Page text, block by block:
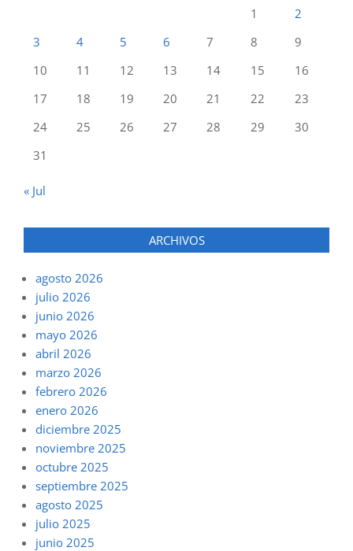
1
2
3
4 5 6 7 8
9
10
11 12 13 14 15
16
17
18 19 20 21 22
23
24
25 26 27 28 29
30
31
« Jul
ARCHIVOS
agosto 2026
julio 2026
junio 2026
mayo 2026
abril 2026
marzo 2026
febrero 2026
enero 2026
diciembre 2025
noviembre 2025
octubre 2025
septiembre 2025
agosto 2025
julio 2025
junio 2025